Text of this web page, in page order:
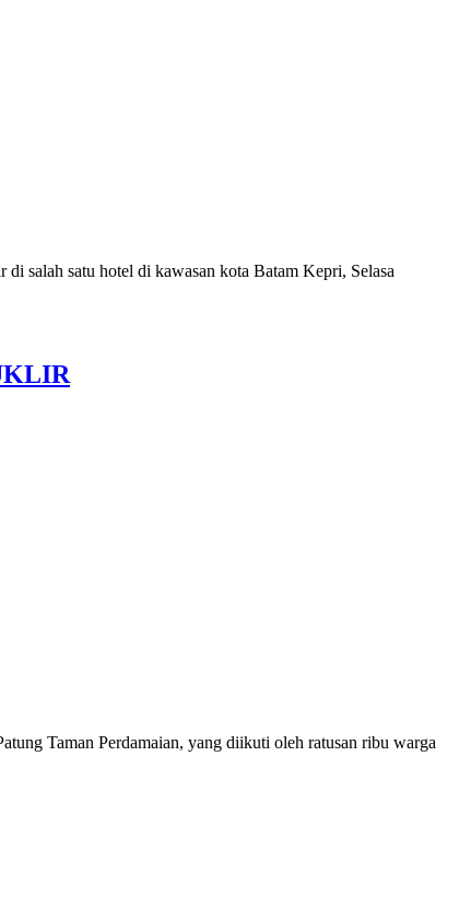
salah satu hotel di kawasan kota Batam Kepri, Selasa
Taman Perdamaian, yang diikuti oleh ratusan ribu warga